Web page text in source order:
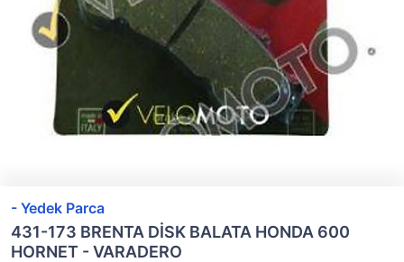
- Yedek Parca
431-173 BRENTA DİSK BALATA HONDA 600
HORNET - VARADERO